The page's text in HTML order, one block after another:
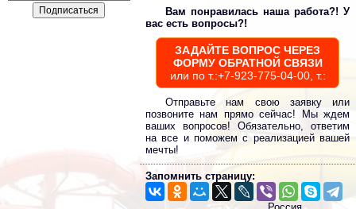
Вам понравилась наша работа?! У
вас есть вопросы?!
ЗАДАЙТЕ ВОПРОС ЧЕРЕЗ
ФОРМУ ОБРАТНОЙ СВЯЗИ
или по т.:+7-923-775-04-00, т.:
Отправьте нам свою заявку или
позвоните нам прямо сейчас! Мы ждем
ваших вопросов! Обязательно, ответим
на все и поможем с реализацией вашей
мечты!
Запомнить страницу: